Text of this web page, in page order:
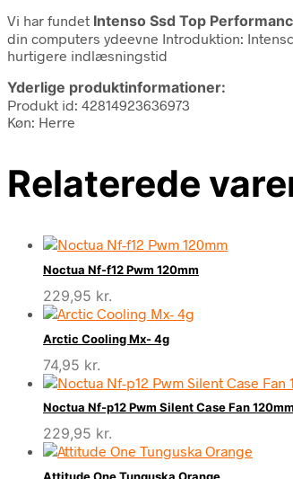
Vi har fundet Intenso Ssd Top
din computers ydeevne Introduktion:
hurtigere indlæsningstid
Yderlige produktinformationer:
Produkt id: 42814923636973
Køn: Herre
Relaterede
Noctua Nf-f12 Pwm 120mm
229,95 kr.
Arctic Cooling Mx- 4g
74,95 kr.
Noctua Nf-p12 Pwm Silent Case Fan 120mm
229,95 kr.